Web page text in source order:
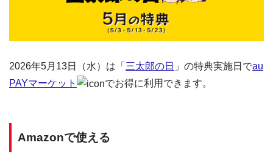
2026年5月13日（水）は「 三太郎の日 」の特典実施日でau
PAYマーケット
でお得に利用できます。
Amazonで使える